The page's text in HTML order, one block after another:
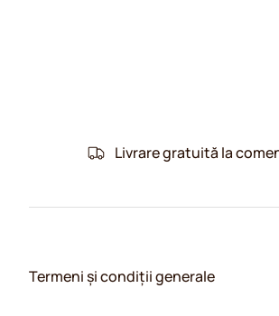
Livrare gratuită la
Termeni și condiții generale